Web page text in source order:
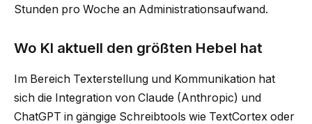
Stunden pro Woche an Administrationsaufwand.
Wo KI aktuell den größten Hebel hat
Im Bereich Texterstellung und Kommunikation hat
sich die Integration von Claude (Anthropic) und
ChatGPT in gängige Schreibtools wie TextCortex oder